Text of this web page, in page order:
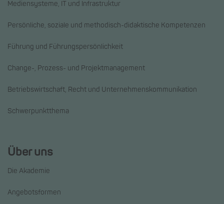
Mediensysteme, IT und Infrastruktur
Persönliche, soziale und methodisch-didaktische Kompetenzen
Führung und Führungspersönlichkeit
Change-, Prozess- und Projektmanagement
Betriebswirtschaft, Recht und Unternehmenskommunikation
Schwerpunktthema
Über uns
Die Akademie
Angebotsformen